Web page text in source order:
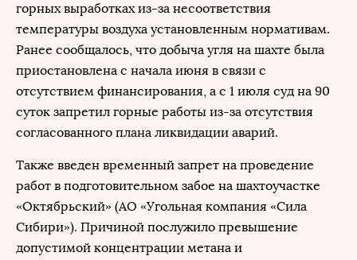
горных выработках из-за несоответствия
температуры воздуха установленным нормативам.
Ранее сообщалось, что добыча угля на шахте была
приостановлена с начала июня в связи с
отсутствием финансирования, а с 1 июля суд на 90
суток запретил горные работы из-за отсутствия
согласованного плана ликвидации аварий.
Также введен временный запрет на проведение
работ в подготовительном забое на шахтоучастке
«Октябрьский» (АО «Угольная компания «Сила
Сибири»). Причиной послужило превышение
допустимой концентрации метана и